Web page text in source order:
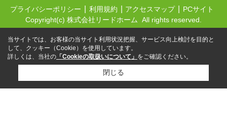
プライバシーポリシー 利用規約 アクセスマップ
PCサイト
Copyright(c) 株式会社リードホーム All rights reserved.
当サイトでは、お客様の当サイト利用状況把握、サービス向上検討を目的と
して、クッキー（Cookie）を使用しています。
詳しくは、当社の 「Cookieの取扱いについて」 をご確認ください。
閉じる